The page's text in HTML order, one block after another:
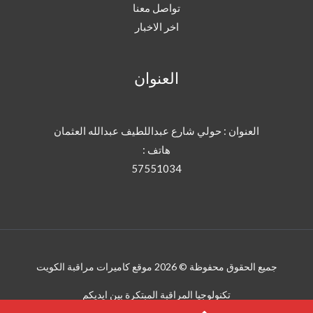
تواصل معنا
اخر الاخبار
العنوان
العنوان : حولي شارع عبداللطيف عبدالله العثمان
هاتف :
57551034
جميع الحقوق محفوظة © 2026 موقع كاميرات مراقبة الكويت
تكنولوجيا المراقبة المبتكرة بين ايديكم